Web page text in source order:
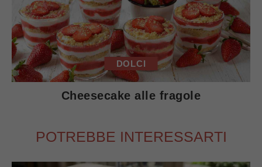
DOLCI
Cheesecake alle fragole
POTREBBE INTERESSARTI